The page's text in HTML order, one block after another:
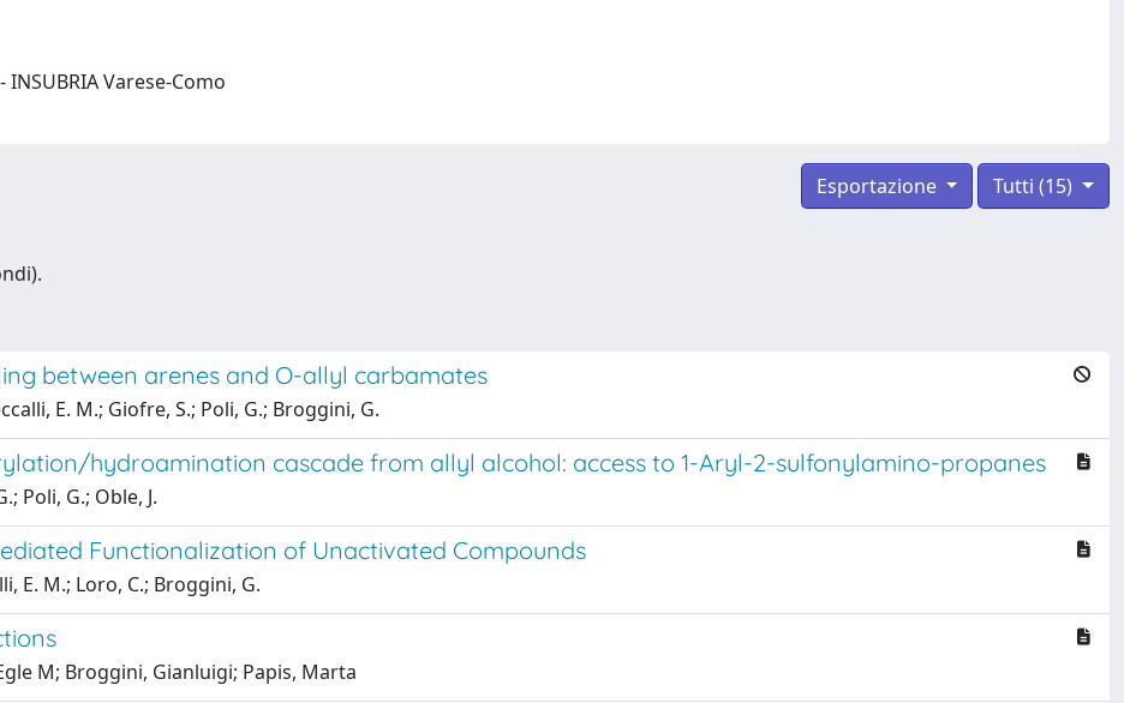
Varese-Como
Tutti (15)
Esportazione
between arenes and O-allyl carbamates
E. M.; Giofre, S.; Poli, G.; Broggini, G.
hydroamination cascade from allyl alcohol: access to 1-Aryl-2-sulfonylamino-propanes
Poli, G.; Oble, J.
Functionalization of Unactivated Compounds
E. M.; Loro, C.; Broggini, G.
M; Broggini, Gianluigi; Papis, Marta